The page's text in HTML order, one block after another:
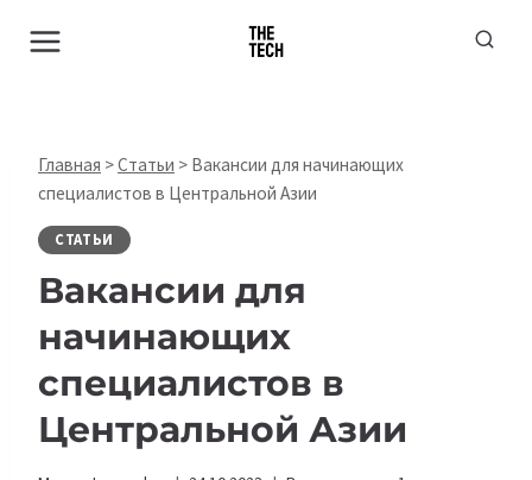
Главная >Статьи > Вакансии для начинающих
специалистов в Центральной Азии
СТАТЬИ
Вакансии для
начинающих
специалистов в
Центральной Азии